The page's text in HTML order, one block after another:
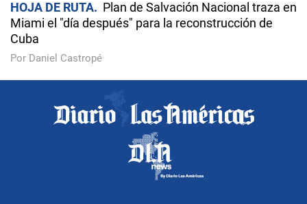
HOJA DE RUTA
Plan de Salvación Nacional traza en
Miami el "día después" para la reconstrucción de
Cuba
Por Daniel Castropé